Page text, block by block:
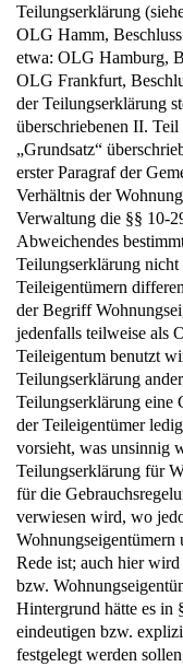
Teilungserklärung
OLG Hamm,
etwa: OLG Hamburg,
OLG Frankfurt,
der Teilungserklärung
überschriebenen II.
„Grundsatz“
erster Paragraf der
Verhältnis der
Verwaltung die §§ 10-
Abweichendes
Teilungserklärung
Teileigentümern
der Begriff
jedenfalls teilweise als
Teileigentum benutzt
Teilungserklärung
Teilungserklärung eine
der Teileigentümer
vorsieht, was unsinnig
Teilungserklärung für
für die
verwiesen wird, wo
Rede ist; auch hier
bzw.
Hintergrund hätte es in
eindeutigen bzw.
festgelegt werden